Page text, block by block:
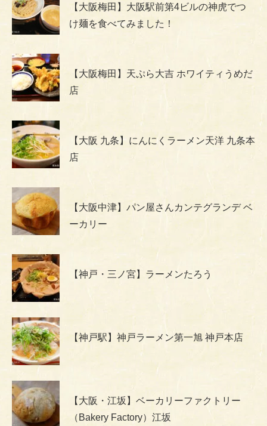
【大阪梅田】大阪駅前第4ビルの神虎でつ
け麺を食べてみました！
【大阪梅田】天ぷら大吉 ホワイティうめだ
店
【大阪 九条】にんにくラーメン天洋 九条本
店
【大阪中津】パン屋さんカンテグランデ ベ
ーカリー
【神戸・三ノ宮】ラーメンたろう
【神戸駅】神戸ラーメン第一旭 神戸本店
【大阪・江坂】ベーカリーファクトリー
（Bakery Factory）江坂